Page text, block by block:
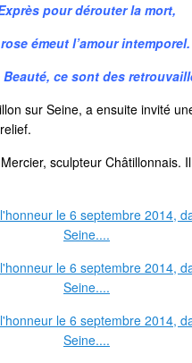
pour dérouter la mort,
émeut l’amour intemporel.
Beauté, ce sont des
sur Seine, a ensuite invité
sculpteur Châtillonnais.